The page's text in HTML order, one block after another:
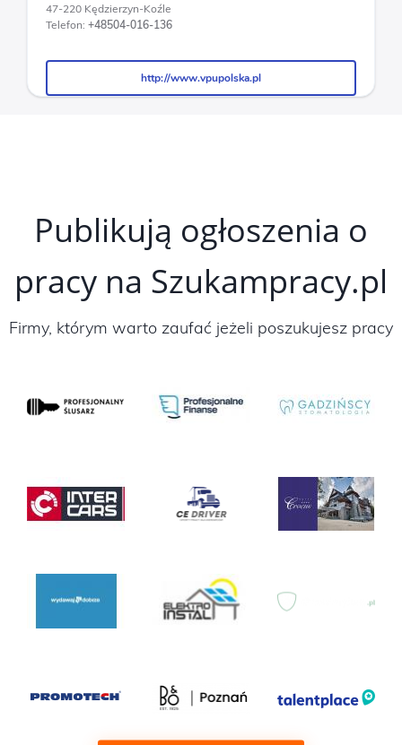
47-220 Kędzierzyn-Koźle
Telefon: +48504-016-136
http://www.vpupolska.pl
http://www.vpupolska.pl
Publikują ogłoszenia o
pracy na Szukampracy.pl
Firmy, którym warto zaufać jeżeli poszukujesz pracy